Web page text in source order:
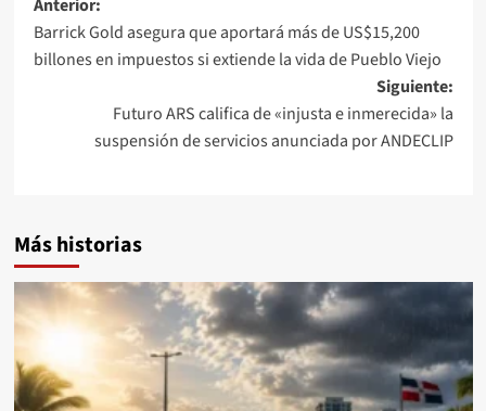
Anterior:
Barrick Gold asegura que aportará más de US$15,200
billones en impuestos si extiende la vida de Pueblo Viejo
Siguiente:
Futuro ARS califica de «injusta e inmerecida» la
suspensión de servicios anunciada por ANDECLIP
Más historias